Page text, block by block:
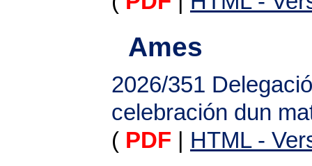
Ames
2026/351
celebración dun
( PDF HTML -